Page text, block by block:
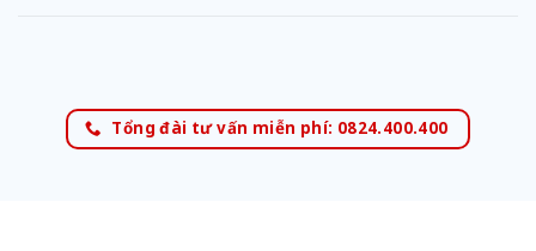
Tổng đài tư vấn miễn phí: 0824.400.400